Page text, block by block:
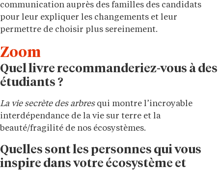
communication auprès des familles des candidats
pour leur expliquer les changements et leur
permettre de choisir plus sereinement.
Zoom
Quel livre recommanderiez-vous à des
étudiants ?
La vie secrète des arbresqui montre l’incroyable
interdépendance de la vie sur terre et la
beauté/fragilité de nos écosystèmes.
Quelles sont les personnes qui vous
inspire dans votre écosystème et